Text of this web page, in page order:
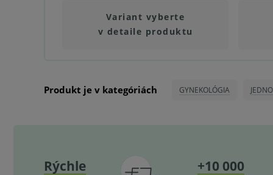
Variant vyberte
v detaile produktu
Produkt je v kategóriách GYNEKOLÓGIA
Rýchle
+10 000